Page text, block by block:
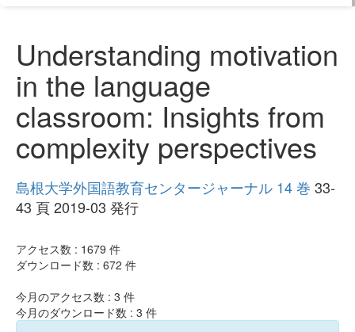
Understanding motivation
in the language
classroom: Insights from
complexity perspectives
島根大学外国語教育センタージャーナル 14 巻 33-
43 頁 2019-03 発行
アクセス数 : 1679 件
ダウンロード数 : 672 件
今月のアクセス数 : 3 件
今月のダウンロード数 : 3 件